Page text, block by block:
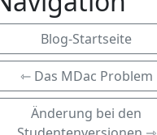
Blog-Startseite
⇽ Das MDac Problem
Änderung bei den